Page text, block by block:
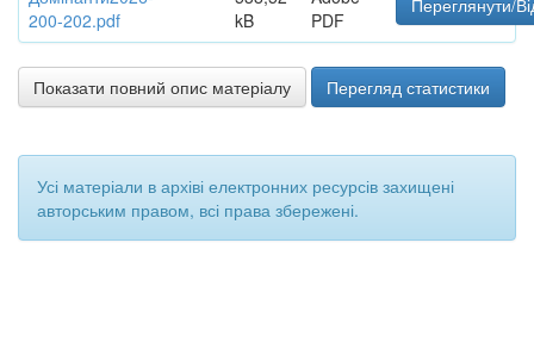
200-202.pdf
kB
PDF
Переглянути/
Показати повний опис матеріалу Перегляд статистики
Усі матеріали в архіві електронних ресурсів захищені
авторським правом, всі права збережені.